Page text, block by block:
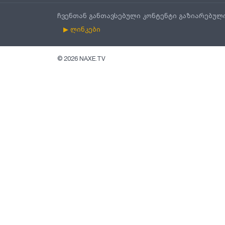
ჩვენთან განთავსებული კონტენტი
▶ ლინკები
© 2026 NAXE.TV